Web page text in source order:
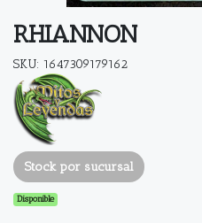
RHIANNON
SKU: 1647309179162
Stock por sucursal
Disponible